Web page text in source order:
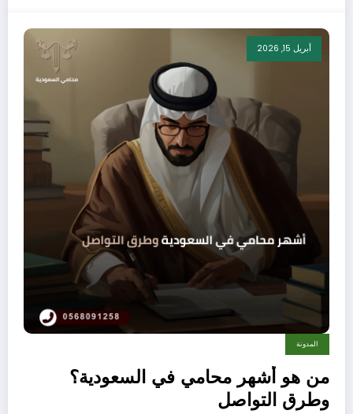
أبريل 15, 2026
المدونة
من هو أشهر محامي في السعودية؟
وطرق التواصل